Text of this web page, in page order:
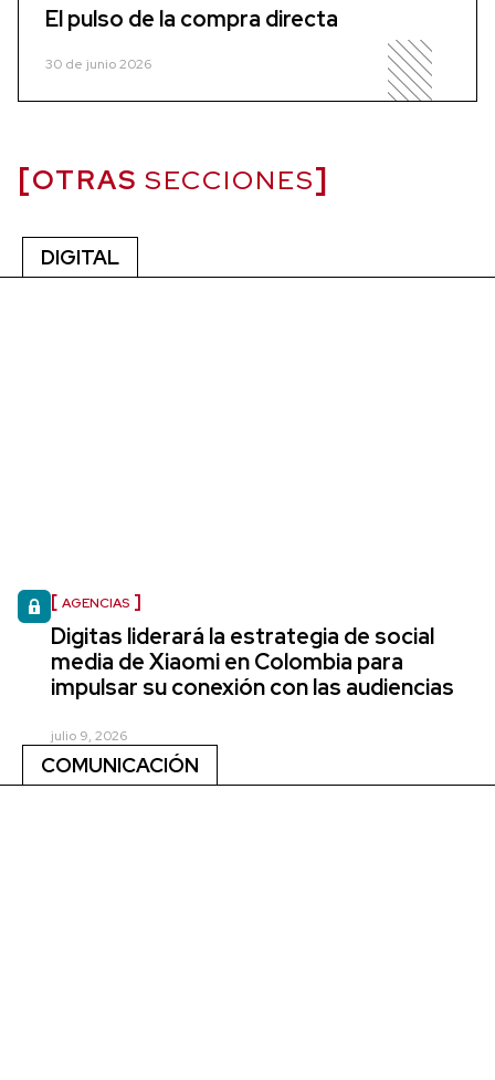
El pulso de la compra directa
30 de junio 2026
OTRAS SECCIONES
DIGITAL
AGENCIAS
Digitas liderará la estrategia de social
media de Xiaomi en Colombia para
impulsar su conexión con las audiencias
julio 9, 2026
COMUNICACIÓN